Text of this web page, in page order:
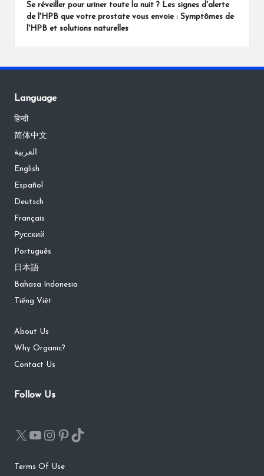
Se réveiller pour uriner toute la nuit ? Les signes d'alerte
de l'HPB que votre prostate vous envoie : Symptômes de
l'HPB et solutions naturelles
Language
हिन्दी
简体中文
العربية
English
Español
Deutsch
Français
Русский
Português
日本語
Bahasa Indonesia
Tiếng Việt
About Us
Why Organic?
Contact Us
Follow Us
Terms Of Use